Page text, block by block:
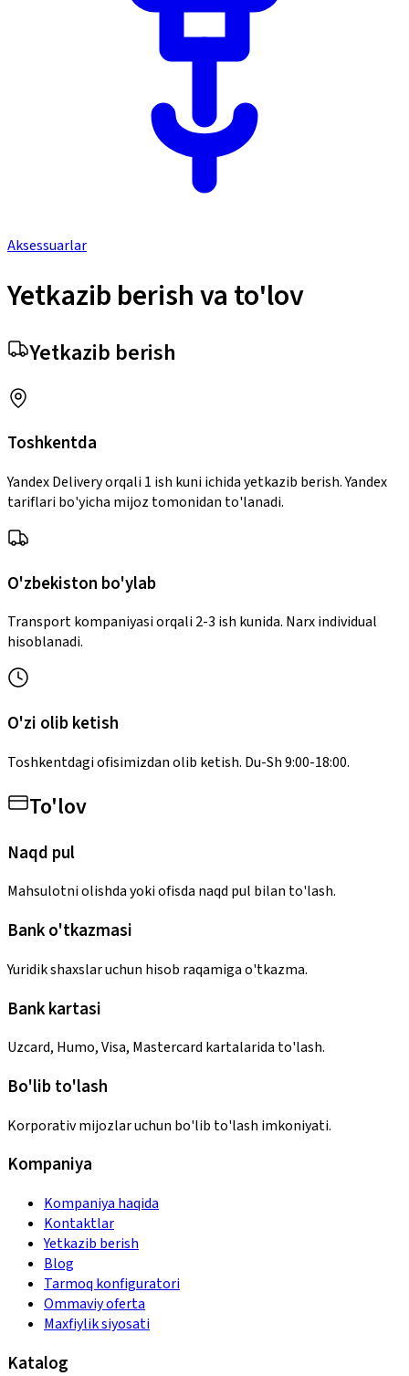
Aksessuarlar
Yetkazib berish va to'lov
Yetkazib berish
Toshkentda
Yandex Delivery orqali 1 ish kuni ichida yetkazib berish. Yandex
tariflari bo'yicha mijoz tomonidan to'lanadi.
O'zbekiston bo'ylab
Transport kompaniyasi orqali 2-3 ish kunida. Narx individual
hisoblanadi.
O'zi olib ketish
Toshkentdagi ofisimizdan olib ketish. Du-Sh 9:00-18:00.
To'lov
Naqd pul
Mahsulotni olishda yoki ofisda naqd pul bilan to'lash.
Bank o'tkazmasi
Yuridik shaxslar uchun hisob raqamiga o'tkazma.
Bank kartasi
Uzcard, Humo, Visa, Mastercard kartalarida to'lash.
Bo'lib to'lash
Korporativ mijozlar uchun bo'lib to'lash imkoniyati.
Kompaniya
Kompaniya haqida
Kontaktlar
Yetkazib berish
Blog
Tarmoq konfiguratori
Ommaviy oferta
Maxfiylik siyosati
Katalog